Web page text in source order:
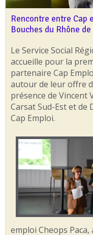
Rencontre entre Cap
Bouches du Rhône de
Le Service Social
accueille pour la
partenaire Cap
autour de leur offre
présence de Vincent
Carsat Sud-Est et
Cap Emploi.
emploi Cheops